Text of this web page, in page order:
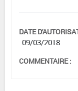
DATE
09/03/2018
COMMENTAIRE :